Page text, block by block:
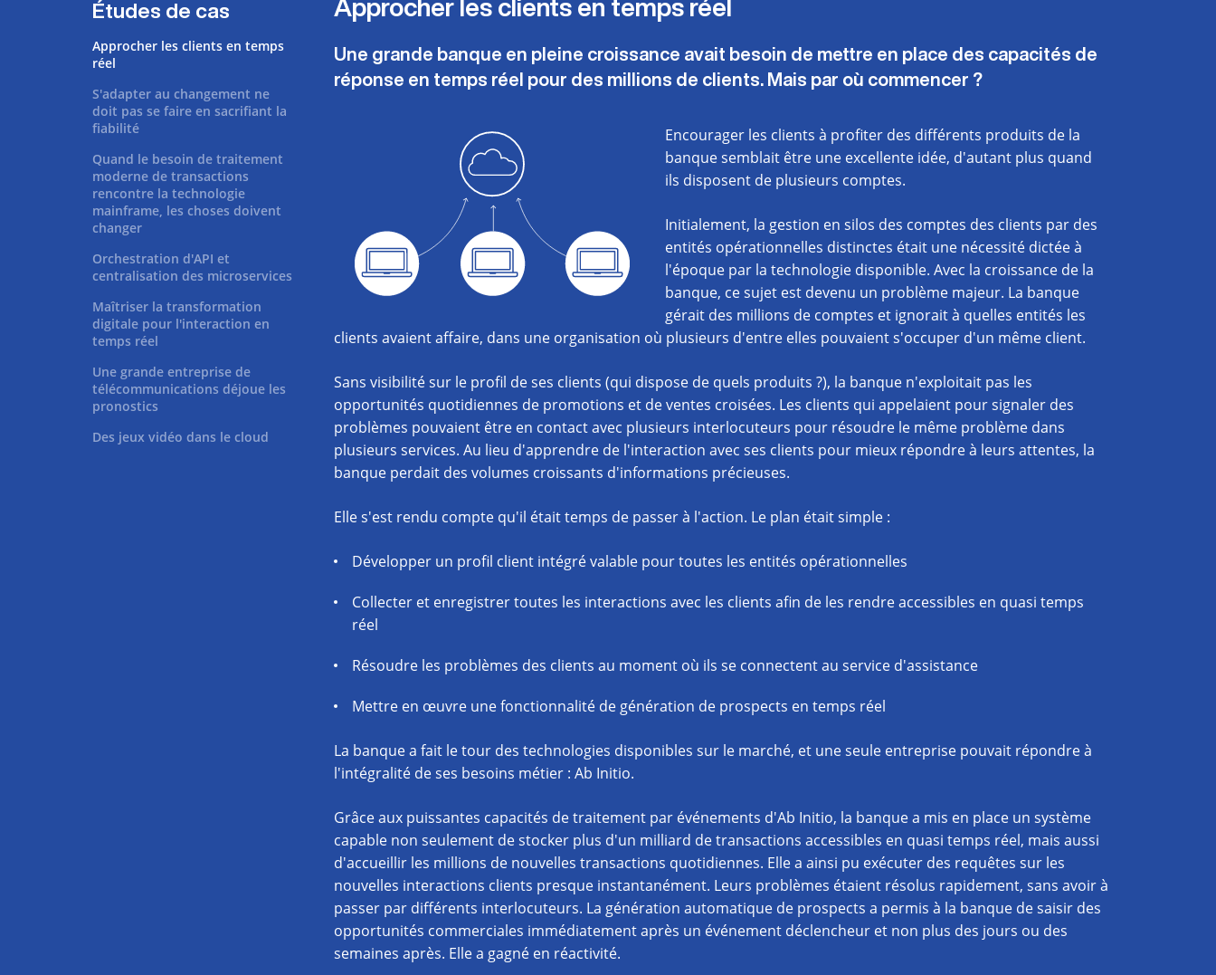
Études de cas
Approcher les clients en temps
réel
S'adapter au changement ne
doit pas se faire en sacrifiant la
fiabilité
Quand le besoin de traitement
moderne de transactions
rencontre la technologie
mainframe, les choses doivent
changer
Orchestration d'API et
centralisation des microservices
Maîtriser la transformation
digitale pour l'interaction en
temps réel
Une grande entreprise de
télécommunications déjoue les
pronostics
Des jeux vidéo dans le cloud
Approcher les clients en temps réel
Une grande banque en pleine croissance avait besoin de mettre en place des capacités de
réponse en temps réel pour des millions de clients. Mais par où commencer ?
Encourager les clients à profiter des différents produits de la
banque semblait être une excellente idée, d'autant plus quand
ils disposent de plusieurs comptes.
Initialement, la gestion en silos des comptes des clients par des
entités opérationnelles distinctes était une nécessité dictée à
l'époque par la technologie disponible. Avec la croissance de la
banque, ce sujet est devenu un problème majeur. La banque
gérait des millions de comptes et ignorait à quelles entités les
clients avaient affaire, dans une organisation où plusieurs d'entre elles pouvaient s'occuper d'un même client.
Sans visibilité sur le profil de ses clients (qui dispose de quels produits ?), la banque n'exploitait pas les
opportunités quotidiennes de promotions et de ventes croisées. Les clients qui appelaient pour signaler des
problèmes pouvaient être en contact avec plusieurs interlocuteurs pour résoudre le même problème dans
plusieurs services. Au lieu d'apprendre de l'interaction avec ses clients pour mieux répondre à leurs attentes, la
banque perdait des volumes croissants d'informations précieuses.
Elle s'est rendu compte qu'il était temps de passer à l'action. Le plan était simple :
Développer un profil client intégré valable pour toutes les entités opérationnelles
Collecter et enregistrer toutes les interactions avec les clients afin de les rendre accessibles en quasi temps
réel
Résoudre les problèmes des clients au moment où ils se connectent au service d'assistance
Mettre en œuvre une fonctionnalité de génération de prospects en temps réel
La banque a fait le tour des technologies disponibles sur le marché, et une seule entreprise pouvait répondre à
l'intégralité de ses besoins métier : Ab Initio.
Grâce aux puissantes capacités de traitement par événements d'Ab Initio, la banque a mis en place un système
capable non seulement de stocker plus d'un milliard de transactions accessibles en quasi temps réel, mais aussi
d'accueillir les millions de nouvelles transactions quotidiennes. Elle a ainsi pu exécuter des requêtes sur les
nouvelles interactions clients presque instantanément. Leurs problèmes étaient résolus rapidement, sans avoir à
passer par différents interlocuteurs. La génération automatique de prospects a permis à la banque de saisir des
opportunités commerciales immédiatement après un événement déclencheur et non plus des jours ou des
semaines après. Elle a gagné en réactivité.